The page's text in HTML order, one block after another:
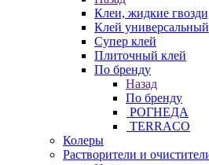
Клеи, жидкие
Клей универсальный
Супер клей
Плиточный клей
По бренду
Назад
По бренду
РОГНЕДА
TERRACO
Колеры
Растворители и